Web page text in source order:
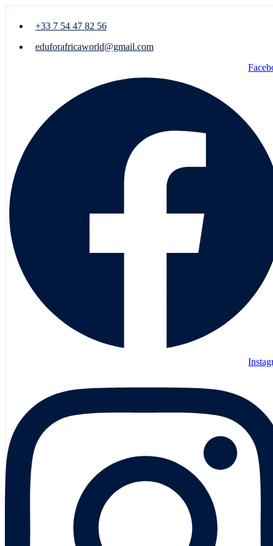
+33 7 54 47 82 56
eduforafricaworld@gmail.com